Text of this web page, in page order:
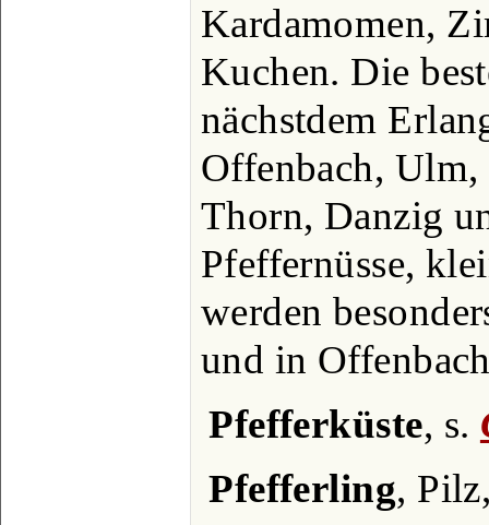
Kardamomen,
Kuchen. Die
nächstdem
Offenbach,
Thorn, Danzig
Pfeffernüsse,
werden
und in
Pfefferküste, s.
Pfefferling,